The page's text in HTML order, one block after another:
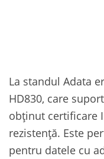
La standul Adata
HD830, care
obținut certificare
rezistență. Este
pentru datele cu